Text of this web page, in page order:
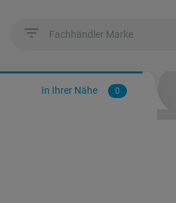
Fachhändler Marke
In Ihrer Nähe 0